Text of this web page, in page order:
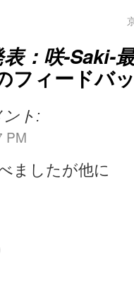
：咲-Saki-
フィードバ
ト:
PM
ましたが他に